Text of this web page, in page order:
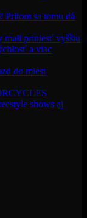
Pritom sa tomu dá
mali priniesť vyššiu
a viac
do miest
shows aj